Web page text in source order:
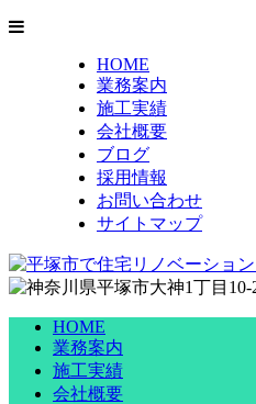
HOME
業務案内
施工実績
会社概要
ブログ
採用情報
お問い合わせ
サイトマップ
HOME
業務案内
施工実績
会社概要